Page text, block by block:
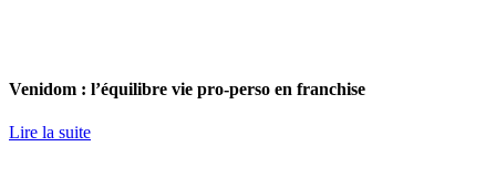
Venidom : l’équilibre vie pro-perso en franchise
Lire la suite